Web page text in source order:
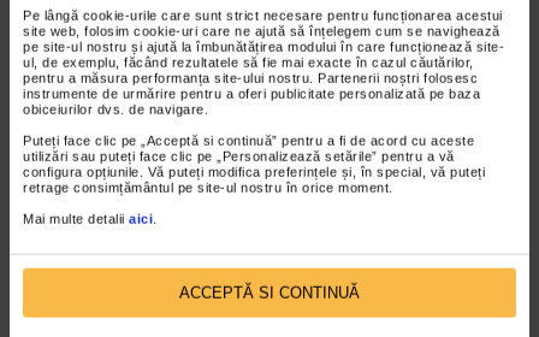
Pe lângă cookie-urile care sunt strict necesare pentru funcționarea acestui
site web, folosim cookie-uri care ne ajută să înțelegem cum se navighează
pe site-ul nostru și ajută la îmbunătățirea modului în care funcționează site-
ul, de exemplu, făcând rezultatele să fie mai exacte în cazul căutărilor,
pentru a măsura performanța site-ului nostru. Partenerii noștri folosesc
instrumente de urmărire pentru a oferi publicitate personalizată pe baza
obiceiurilor dvs. de navigare.
Puteți face clic pe „Acceptă si continuă” pentru a fi de acord cu aceste
utilizări sau puteți face clic pe „Personalizează setările” pentru a vă
configura opțiunile. Vă puteți modifica preferințele și, în special, vă puteți
retrage consimțământul pe site-ul nostru în orice moment.
Mai multe detalii aici.
ACCEPTĂ SI CONTINUĂ
VIDEO